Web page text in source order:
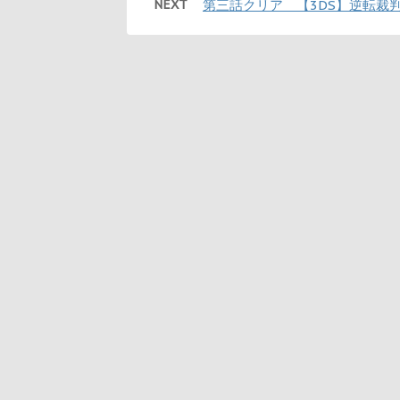
NEXT 第三話クリア 【3DS】逆転裁